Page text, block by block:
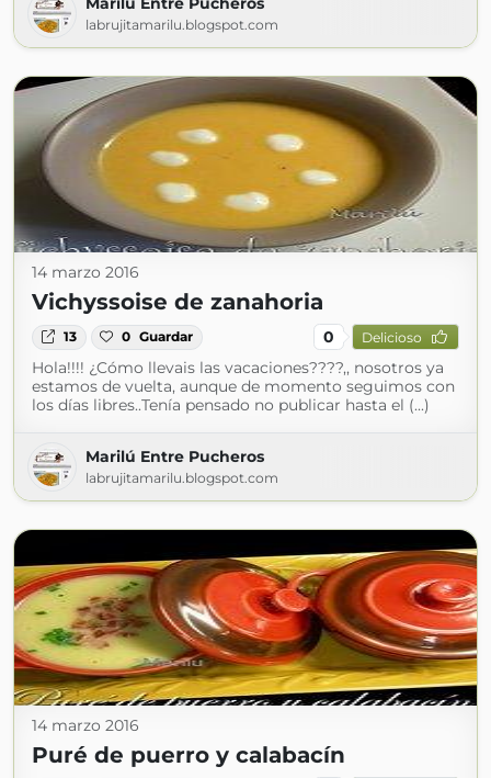
labrujitamarilu.blogspot.com
14 marzo 2016
Vichyssoise de zanahoria
13 0 Guardar 0 Delicioso
Hola!!!! ¿Cómo llevais las vacaciones????,, nosotros ya
estamos de vuelta, aunque de momento seguimos con
los días libres..Tenía pensado no publicar hasta el (...)
Marilú Entre Pucheros
labrujitamarilu.blogspot.com
14 marzo 2016
Puré de puerro y calabacín